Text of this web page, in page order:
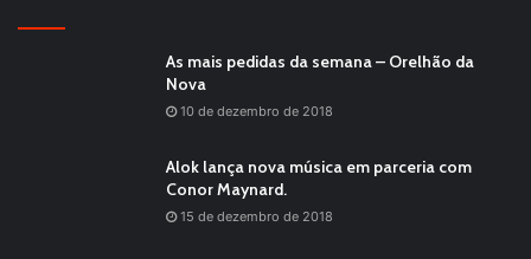
As mais pedidas da semana – Orelhão da
Nova
10 de dezembro de 2018
Alok lança nova música em parceria com
Conor Maynard.
15 de dezembro de 2018